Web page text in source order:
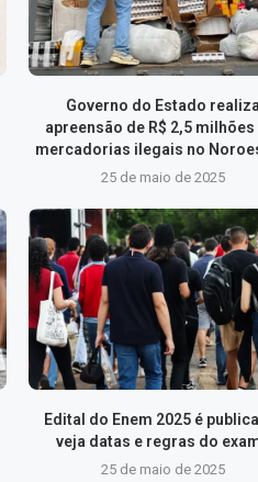
Governo do Estado realiza
apreensão de R$ 2,5 milhões
mercadorias ilegais no
25 de maio de 2025
Edital do Enem 2025 é
veja datas e regras do
25 de maio de 2025